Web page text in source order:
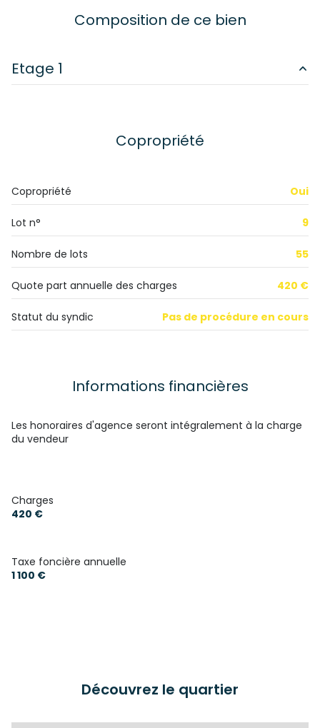
Chauffage individuel : radiateur (gaz)
1 niveau(x)
ascenseur
cave
interphone
Composition de ce bien
Etage 1
chambre
11.62 m²
salle de bain
5.8 m²
Copropriété
Copropriété Oui
Lot n° 9
Nombre de lots 55
Quote part annuelle des charges 420 €
Statut du syndic Pas de procédure en cours
Informations financières
Les honoraires d'agence seront intégralement à la charge
du vendeur
Charges
420 €
Taxe foncière annuelle
1 100 €
Découvrez le quartier